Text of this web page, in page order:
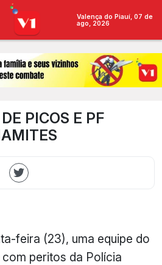
Valença do Piauí, 07 de
ago, 2026
PICOS E PF
feira (23), uma equipe do
com peritos da Polícia